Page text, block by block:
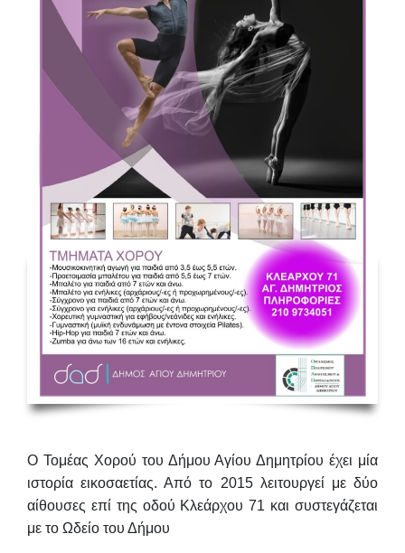
Ο Τομέας Χορού του Δήμου Αγίου Δημητρίου έχει μία
ιστορία εικοσαετίας. Από το 2015 λειτουργεί με δύο
αίθουσες επί της οδού Κλεάρχου 71 και συστεγάζεται
με το Ωδείο του Δήμου